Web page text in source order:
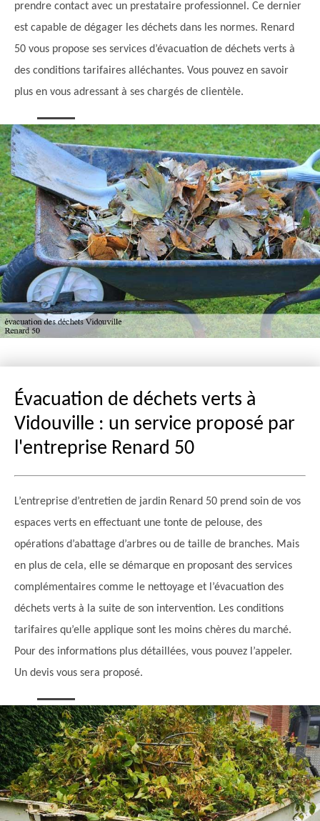
prendre contact avec un prestataire professionnel. Ce dernier
est capable de dégager les déchets dans les normes. Renard
50 vous propose ses services d’évacuation de déchets verts à
des conditions tarifaires alléchantes. Vous pouvez en savoir
plus en vous adressant à ses chargés de clientèle.
Évacuation de déchets verts à
Vidouville : un service proposé par
l'entreprise Renard 50
L’entreprise d’entretien de jardin Renard 50 prend soin de vos
espaces verts en effectuant une tonte de pelouse, des
opérations d’abattage d’arbres ou de taille de branches. Mais
en plus de cela, elle se démarque en proposant des services
complémentaires comme le nettoyage et l’évacuation des
déchets verts à la suite de son intervention. Les conditions
tarifaires qu’elle applique sont les moins chères du marché.
Pour des informations plus détaillées, vous pouvez l’appeler.
Un devis vous sera proposé.